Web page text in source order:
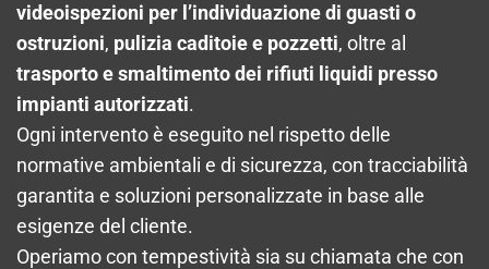
videoispezioni per l’individuazione di guasti o
ostruzioni, pulizia caditoie e pozzetti, oltre al
trasporto e smaltimento dei rifiuti liquidi presso
impianti autorizzati.
Ogni intervento è eseguito nel rispetto delle
normative ambientali e di sicurezza, con tracciabilità
garantita e soluzioni personalizzate in base alle
esigenze del cliente.
Operiamo con tempestività sia su chiamata che con